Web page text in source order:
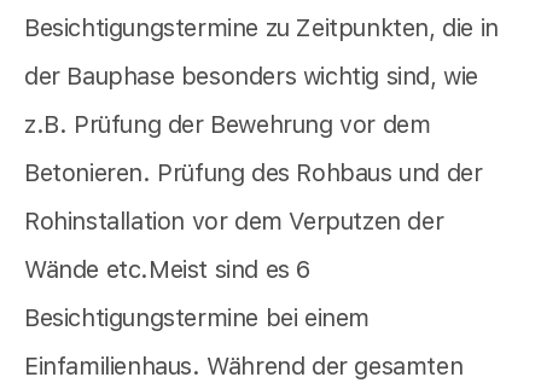
Besichtigungstermine zu Zeitpunkten, die in
der Bauphase besonders wichtig sind, wie
z.B. Prüfung der Bewehrung vor dem
Betonieren. Prüfung des Rohbaus und der
Rohinstallation vor dem Verputzen der
Wände etc.Meist sind es 6
Besichtigungstermine bei einem
Einfamilienhaus. Während der gesamten